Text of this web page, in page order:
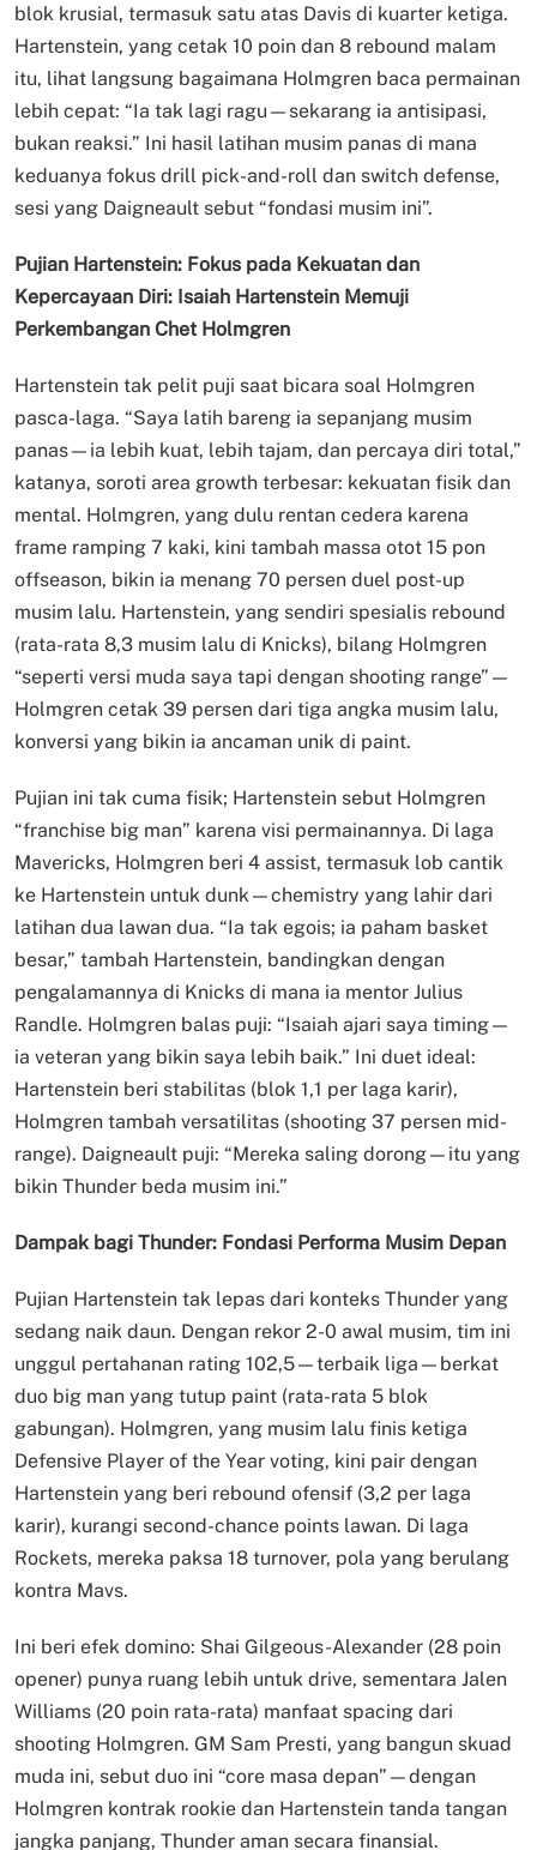
blok krusial, termasuk satu atas Davis di kuarter ketiga.
Hartenstein, yang cetak 10 poin dan 8 rebound malam
itu, lihat langsung bagaimana Holmgren baca permainan
lebih cepat: “Ia tak lagi ragu—sekarang ia antisipasi,
bukan reaksi.” Ini hasil latihan musim panas di mana
keduanya fokus drill pick-and-roll dan switch defense,
sesi yang Daigneault sebut “fondasi musim ini”.
Pujian Hartenstein: Fokus pada Kekuatan dan
Kepercayaan Diri: Isaiah Hartenstein Memuji
Perkembangan Chet Holmgren
Hartenstein tak pelit puji saat bicara soal Holmgren
pasca-laga. “Saya latih bareng ia sepanjang musim
panas—ia lebih kuat, lebih tajam, dan percaya diri total,”
katanya, soroti area growth terbesar: kekuatan fisik dan
mental. Holmgren, yang dulu rentan cedera karena
frame ramping 7 kaki, kini tambah massa otot 15 pon
offseason, bikin ia menang 70 persen duel post-up
musim lalu. Hartenstein, yang sendiri spesialis rebound
(rata-rata 8,3 musim lalu di Knicks), bilang Holmgren
“seperti versi muda saya tapi dengan shooting range”—
Holmgren cetak 39 persen dari tiga angka musim lalu,
konversi yang bikin ia ancaman unik di paint.
Pujian ini tak cuma fisik; Hartenstein sebut Holmgren
“franchise big man” karena visi permainannya. Di laga
Mavericks, Holmgren beri 4 assist, termasuk lob cantik
ke Hartenstein untuk dunk—chemistry yang lahir dari
latihan dua lawan dua. “Ia tak egois; ia paham basket
besar,” tambah Hartenstein, bandingkan dengan
pengalamannya di Knicks di mana ia mentor Julius
Randle. Holmgren balas puji: “Isaiah ajari saya timing—
ia veteran yang bikin saya lebih baik.” Ini duet ideal:
Hartenstein beri stabilitas (blok 1,1 per laga karir),
Holmgren tambah versatilitas (shooting 37 persen mid-
range). Daigneault puji: “Mereka saling dorong—itu yang
bikin Thunder beda musim ini.”
Dampak bagi Thunder: Fondasi Performa Musim Depan
Pujian Hartenstein tak lepas dari konteks Thunder yang
sedang naik daun. Dengan rekor 2-0 awal musim, tim ini
unggul pertahanan rating 102,5—terbaik liga—berkat
duo big man yang tutup paint (rata-rata 5 blok
gabungan). Holmgren, yang musim lalu finis ketiga
Defensive Player of the Year voting, kini pair dengan
Hartenstein yang beri rebound ofensif (3,2 per laga
karir), kurangi second-chance points lawan. Di laga
Rockets, mereka paksa 18 turnover, pola yang berulang
kontra Mavs.
Ini beri efek domino: Shai Gilgeous-Alexander (28 poin
opener) punya ruang lebih untuk drive, sementara Jalen
Williams (20 poin rata-rata) manfaat spacing dari
shooting Holmgren. GM Sam Presti, yang bangun skuad
muda ini, sebut duo ini “core masa depan”—dengan
Holmgren kontrak rookie dan Hartenstein tanda tangan
jangka panjang, Thunder aman secara finansial.